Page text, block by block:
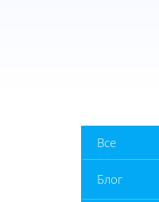
Все
Блог